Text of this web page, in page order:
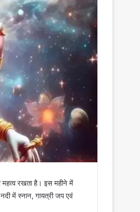
महत्व रखता है। इस महीने में
में स्नान, गायत्री जप एवं